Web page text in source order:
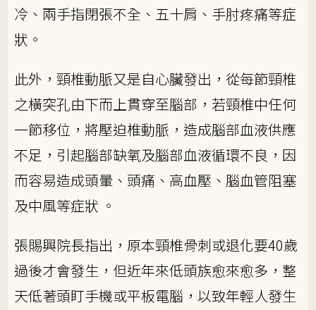
冷、兩手指閉張不全、五十肩、手肘疼痛等症
狀。
此外，頸椎動脈又是自心臟發出，從每節頸椎
之橫突孔由下而上貫穿至腦部，若頸椎中任何
一節移位，將壓迫椎動脈，造成腦部血液供應
不足，引起腦部缺氧及腦部血液循環不良，因
而容易造成頭暈、頭痛、高血壓、腦血管阻塞
及中風等症狀 。
張賜興院長指出，原本頸椎骨刺或退化要40歲
過後才會發生，但近年來低頭族愈來愈多，整
天低著頭盯手機或平板電腦，以致年輕人發生